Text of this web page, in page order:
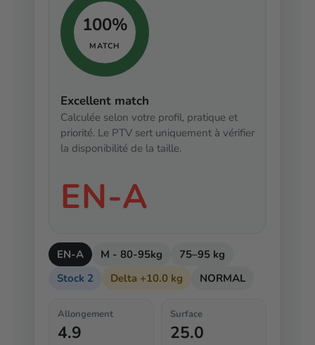
100%
MATCH
Excellent match
Calculée selon votre profil, pratique et
priorité. Le PTV sert uniquement à vérifier
la disponibilité de la taille.
EN-A
EN-A M - 80-95kg
75–95 kg
Stock 2
Delta +10.0 kg NORMAL
Allongement
4.9
Surface
25.0